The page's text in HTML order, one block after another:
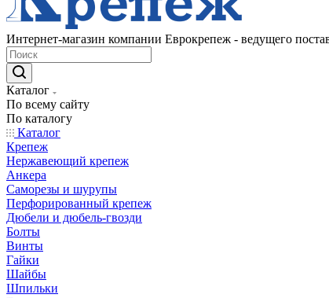
Интернет-магазин компании Еврокрепеж - ведущего
Каталог
По всему сайту
По каталогу
Каталог
Крепеж
Нержавеющий крепеж
Анкера
Саморезы и шурупы
Перфорированный крепеж
Дюбели и дюбель-гвозди
Болты
Винты
Гайки
Шайбы
Шпильки